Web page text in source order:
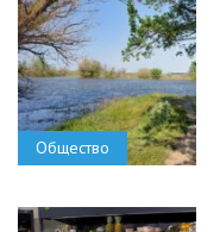
Общество